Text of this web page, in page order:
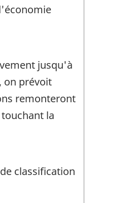
jusqu'à
on prévoit
remonteront
la
classification